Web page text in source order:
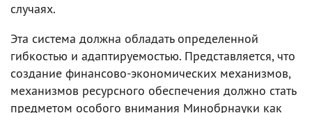
случаях.
Эта система должна обладать определенной
гибкостью и адаптируемостью. Представляется, что
создание финансово-экономических механизмов,
механизмов ресурсного обеспечения должно стать
предметом особого внимания Минобрнауки как